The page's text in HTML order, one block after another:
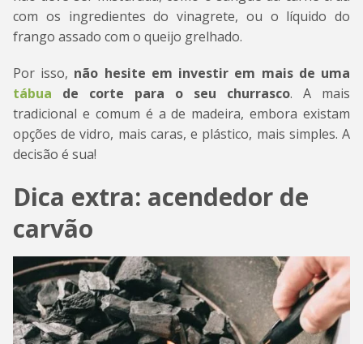
com os ingredientes do vinagrete, ou o líquido do
frango assado com o queijo grelhado.
Por isso, não hesite em investir em mais de uma
tábua de corte para o seu churrasco. A mais
tradicional e comum é a de madeira, embora existam
opções de vidro, mais caras, e plástico, mais simples. A
decisão é sua!
Dica extra: acendedor de
carvão